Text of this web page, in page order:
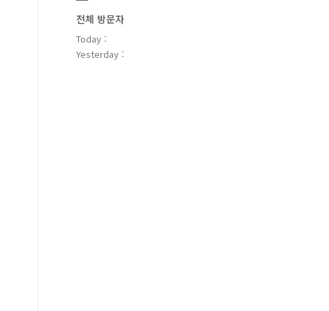
전체 방문자
Today :
Yesterday :